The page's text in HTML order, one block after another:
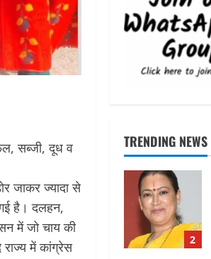
सब्जी, दूध व
जाकर ज्यादा से
है। दलहन,
में जो चाय की
राज्य में कांग्रेस
TRENDING NEWS
1
2
3